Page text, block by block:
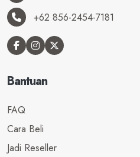
+62 856-2454-7181
Bantuan
FAQ
Cara Beli
Jadi Reseller